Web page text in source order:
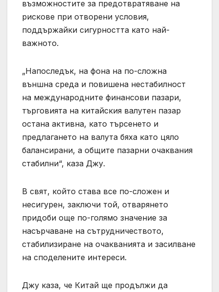
възможностите за предотвратяване на
рискове при отворени условия,
поддържайки сигурността като най-
важното.
„Напоследък, на фона на по-сложна
външна среда и повишена нестабилност
на международните финансови пазари,
търговията на китайския валутен пазар
остана активна, като търсенето и
предлагането на валута бяха като цяло
балансирани, а общите пазарни очаквания
стабилни“, каза Джу.
В свят, който става все по-сложен и
несигурен, заключи той, отварянето
придоби още по-голямо значение за
насърчаване на сътрудничеството,
стабилизиране на очакванията и засилване
на споделените интереси.
Джу каза, че Китай ще продължи да